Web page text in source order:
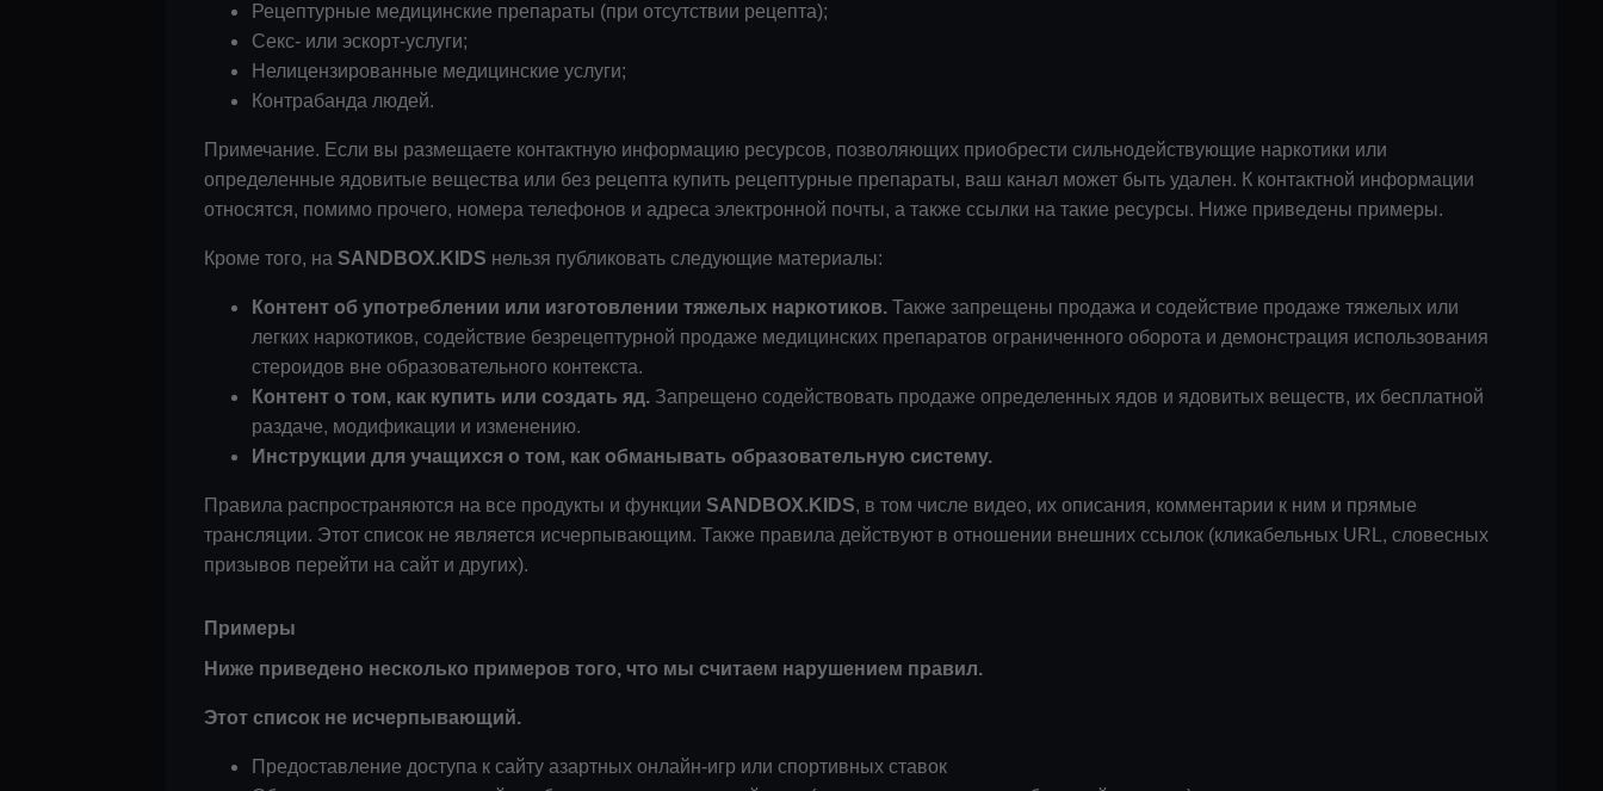
Рецептурные медицинские препараты (при отсутствии рецепта);
Секс- или эскорт-услуги;
Нелицензированные медицинские услуги;
Контрабанда людей.
Примечание. Если вы размещаете контактную информацию ресурсов, позволяющих приобрести сильнодействующие наркотики или
определенные ядовитые вещества или без рецепта купить рецептурные препараты, ваш канал может быть удален. К контактной информации
относятся, помимо прочего, номера телефонов и адреса электронной почты, а также ссылки на такие ресурсы. Ниже приведены примеры.
Кроме того, на SANDBOX.KIDS нельзя публиковать следующие материалы:
Контент об употреблении или изготовлении тяжелых наркотиков. Также запрещены продажа и содействие продаже тяжелых или
легких наркотиков, содействие безрецептурной продаже медицинских препаратов ограниченного оборота и демонстрация использования
стероидов вне образовательного контекста.
Контент о том, как купить или создать яд. Запрещено содействовать продаже определенных ядов и ядовитых веществ, их бесплатной
раздаче, модификации и изменению.
Инструкции для учащихся о том, как обманывать образовательную систему.
Правила распространяются на все продукты и функции SANDBOX.KIDS, в том числе видео, их описания, комментарии к ним и прямые
трансляции. Этот список не является исчерпывающим. Также правила действуют в отношении внешних ссылок (кликабельных URL, словесных
призывов перейти на сайт и других).
Примеры
Ниже приведено несколько примеров того, что мы считаем нарушением правил.
Этот список не исчерпывающий.
Предоставление доступа к сайту азартных онлайн-игр или спортивных ставок